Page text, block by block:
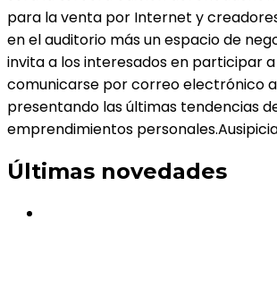
para la venta por Internet y
en el auditorio más un espacio de
invita a los interesados en participar
comunicarse por correo electrónico
presentando las últimas tendencias
emprendimientos
Últimas novedades